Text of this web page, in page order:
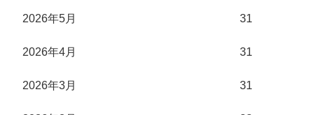
2026年5月 31
2026年4月 31
2026年3月 31